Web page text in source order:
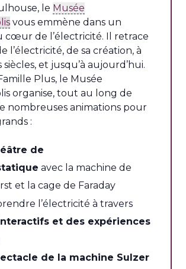
le Musée
vous emmène dans un
cœur de l’électricité. Il retrace
l’électricité, de sa création, à
siècles, et jusqu’à aujourd’hui.
Plus, le Musée
organise, tout au long de
nombreuses animations pour
:
de
avec la machine de
et la cage de Faraday
l’électricité à travers
et des expériences
de la machine Sulzer